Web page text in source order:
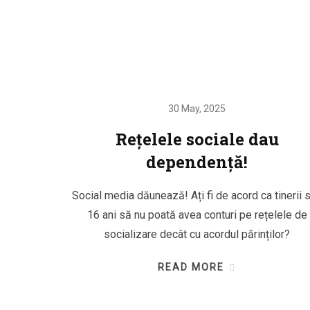
30 May, 2025
Rețelele sociale dau
dependență!
Social media dăunează! Ați fi de acord ca tinerii
16 ani să nu poată avea conturi pe rețelele de
socializare decât cu acordul părinților?
READ MORE